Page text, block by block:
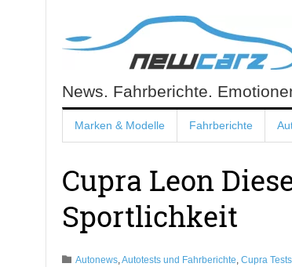
content
NewCarz.de
News. Fahrberichte.
Marken & Modelle Fahrberichte
Cupra Leon
Sportlichkeit
Autonews, Autotests und Fahrberichte Cupra